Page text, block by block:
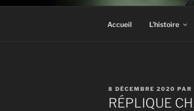
Accueil L’histoire
PUBLIÉ
LE
8 DÉCEMBRE 2020 PAR
RÉPLIQUE